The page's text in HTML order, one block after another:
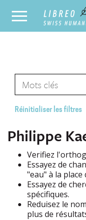
Réinitialiser les filtres
Philippe
Verifiez
Essayez de
"eau" à la place
Essayez de
spécifiques.
Reduisez le
plus de